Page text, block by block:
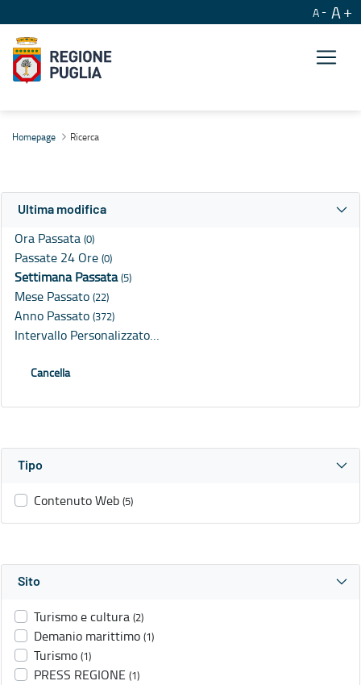
A A
Homepage Ricerca
Ultima modifica
Ora Passata (0)
Passate 24 Ore (0)
Settimana Passata(5)
Mese Passato (22)
Anno Passato (372)
Intervallo Personalizzato…
Cancella
Tipo
Contenuto Web (5)
Sito
Turismo e cultura (2)
Demanio marittimo (1)
Turismo (1)
PRESS REGIONE (1)